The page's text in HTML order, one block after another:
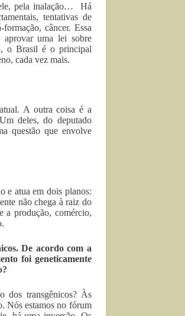
pela inalação… Há
tentativas de
câncer. Essa
uma lei sobre
o Brasil é o principal
cada vez mais.
A outra coisa é a
deles, do deputado
questão que envolve
e atua em dois planos:
não chega à raiz do
a produção, comércio,
De acordo com a
foi geneticamente
dos transgênicos? Às
Nós estamos no fórum